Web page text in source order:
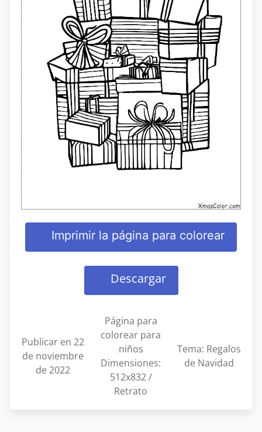
Imprimir la página para colorear
Descargar
Publicar en 22
de noviembre
de 2022
Página para
colorear para
niños
Dimensiones:
512x832 /
Retrato
Tema: Regalos
de Navidad